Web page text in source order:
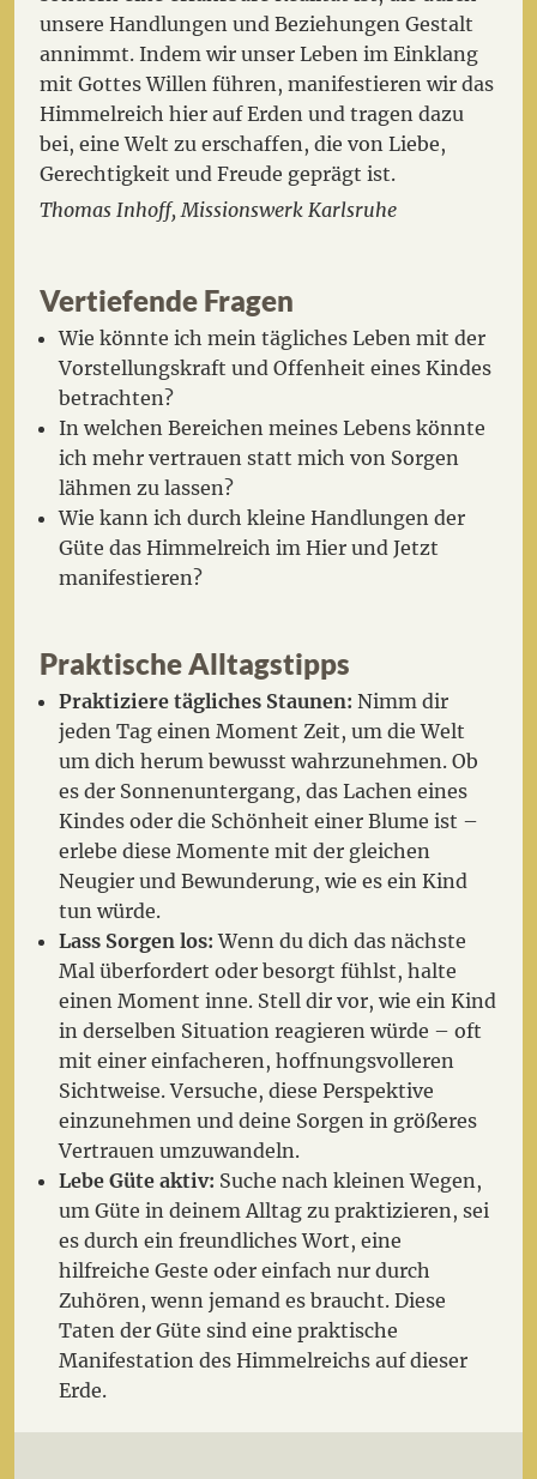
unsere Handlungen und Beziehungen Gestalt
annimmt. Indem wir unser Leben im Einklang
mit Gottes Willen führen, manifestieren wir das
Himmelreich hier auf Erden und tragen dazu
bei, eine Welt zu erschaffen, die von Liebe,
Gerechtigkeit und Freude geprägt ist.
Thomas Inhoff, Missionswerk Karlsruhe
Vertiefende Fragen
Wie könnte ich mein tägliches Leben mit der
Vorstellungskraft und Offenheit eines Kindes
betrachten?
In welchen Bereichen meines Lebens könnte
ich mehr vertrauen statt mich von Sorgen
lähmen zu lassen?
Wie kann ich durch kleine Handlungen der
Güte das Himmelreich im Hier und Jetzt
manifestieren?
Praktische Alltagstipps
Praktiziere tägliches Staunen: Nimm dir
jeden Tag einen Moment Zeit, um die Welt
um dich herum bewusst wahrzunehmen. Ob
es der Sonnenuntergang, das Lachen eines
Kindes oder die Schönheit einer Blume ist –
erlebe diese Momente mit der gleichen
Neugier und Bewunderung, wie es ein Kind
tun würde.
Lass Sorgen los: Wenn du dich das nächste
Mal überfordert oder besorgt fühlst, halte
einen Moment inne. Stell dir vor, wie ein Kind
in derselben Situation reagieren würde – oft
mit einer einfacheren, hoffnungsvolleren
Sichtweise. Versuche, diese Perspektive
einzunehmen und deine Sorgen in größeres
Vertrauen umzuwandeln.
Lebe Güte aktiv: Suche nach kleinen Wegen,
um Güte in deinem Alltag zu praktizieren, sei
es durch ein freundliches Wort, eine
hilfreiche Geste oder einfach nur durch
Zuhören, wenn jemand es braucht. Diese
Taten der Güte sind eine praktische
Manifestation des Himmelreichs auf dieser
Erde.